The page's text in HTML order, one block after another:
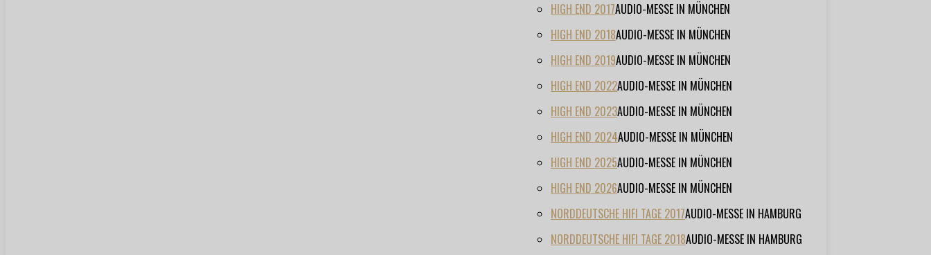
HIGH END 2017AUDIO-MESSE IN MÜNCHEN
HIGH END 2018AUDIO-MESSE IN MÜNCHEN
HIGH END 2019AUDIO-MESSE IN MÜNCHEN
HIGH END 2022AUDIO-MESSE IN MÜNCHEN
HIGH END 2023AUDIO-MESSE IN MÜNCHEN
HIGH END 2024AUDIO-MESSE IN MÜNCHEN
HIGH END 2025AUDIO-MESSE IN MÜNCHEN
HIGH END 2026AUDIO-MESSE IN MÜNCHEN
NORDDEUTSCHE HIFI TAGE 2017AUDIO-MESSE IN HAMBURG
NORDDEUTSCHE HIFI TAGE 2018AUDIO-MESSE IN HAMBURG